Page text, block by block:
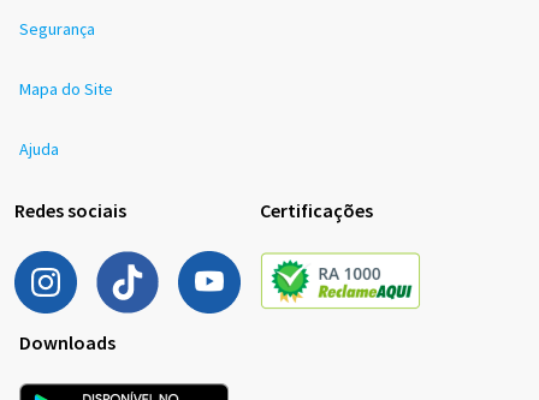
Segurança
Mapa do Site
Ajuda
Redes sociais Certificações
Downloads